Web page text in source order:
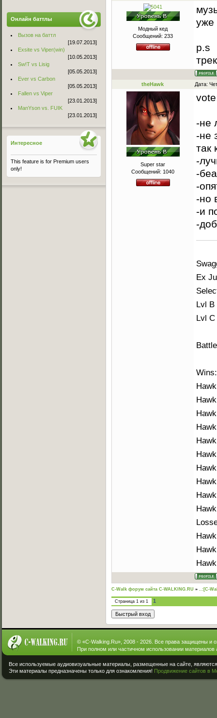
Модный кед
Сообщений: 233
уже
p.s
theHawk Дата:
Super star
Сообщений: 1040
-не
-не
так
-
-
-
-но
-и
-
Ex
Lvl B
Lvl
Wins:
C-Walk форум сайта C-WALKING.RU » ..:[C-
Страница 1 из 1 1
Онлайн баттлы
Вызов на баттл
[19.07.2013]
Exsite vs Viper(win)
[10.05.2013]
Sw!T vs Lisig
[05.05.2013]
Ever vs Carbon
[05.05.2013]
Fallen vs Viper
[23.01.2013]
ManYson vs. FUIK
[23.01.2013]
Интересное
This feature is for Premium users
only!
© «C-Walking.Ru», 2008 - 2026. Все права защищены и
При полном или частичном использовании материалов
Все используемые аудиовизуальные материалы, размещенные на сайте,
Эти материалы предназначены только для ознакомления! Продвижение сайтов в